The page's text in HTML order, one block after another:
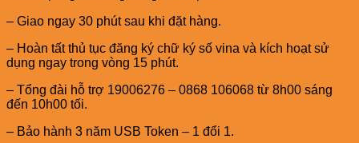
– Giao ngay 30 phút sau khi đặt hàng.
– Hoàn tất thủ tục đăng ký chữ ký số vina và kích hoạt sử
dụng ngay trong vòng 15 phút.
– Tổng đài hỗ trợ 19006276 – 0868 106068 từ 8h00 sáng
đến 10h00 tối.
– Bảo hành 3 năm USB Token – 1 đổi 1.